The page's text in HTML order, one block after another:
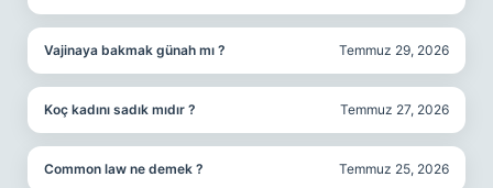
Vajinaya bakmak günah mı ? Temmuz 29, 2026
Koç kadını sadık mıdır ? Temmuz 27, 2026
Common law ne demek ? Temmuz 25, 2026